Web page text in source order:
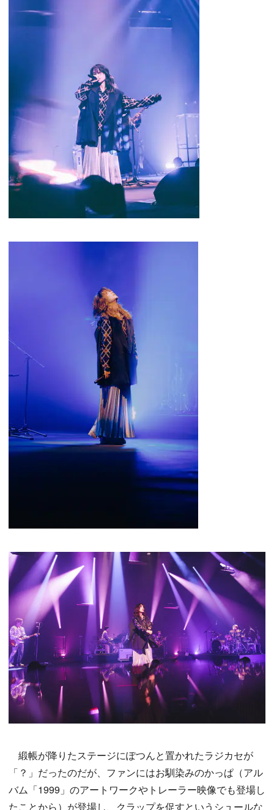
緞帳が降りたステージにぽつんと置かれたラジカセが
「？」だったのだが、ファンにはお馴染みのかっぱ（アル
バム「1999」のアートワークやトレーラー映像でも登場し
たことから）が登場し、クラップを促すというシュールな